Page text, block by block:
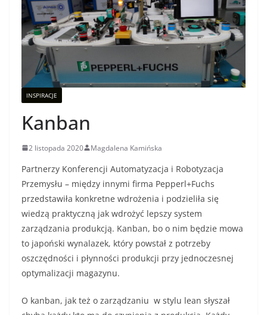
INSPIRACJE
Kanban
2 listopada 2020 Magdalena Kamińska
Partnerzy Konferencji Automatyzacja i Robotyzacja
Przemysłu – między innymi firma Pepperl+Fuchs
przedstawiła konkretne wdrożenia i podzieliła się
wiedzą praktyczną jak wdrożyć lepszy system
zarządzania produkcją. Kanban, bo o nim będzie mowa
to japoński wynalazek, który powstał z potrzeby
oszczędności i płynności produkcji przy jednoczesnej
optymalizacji magazynu.
O kanban, jak też o zarządzaniu w stylu lean słyszał